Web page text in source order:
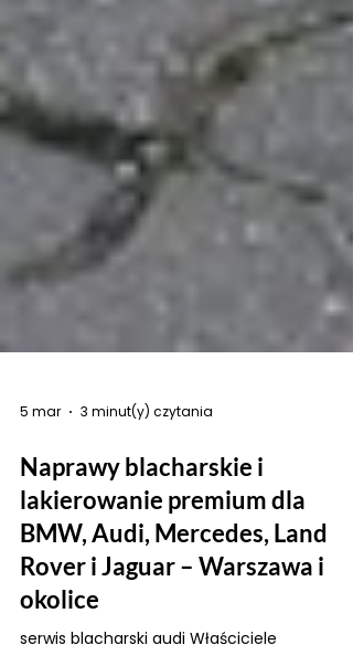
5 mar 3 minut(y) czytania
Naprawy blacharskie i
lakierowanie premium dla
BMW, Audi, Mercedes, Land